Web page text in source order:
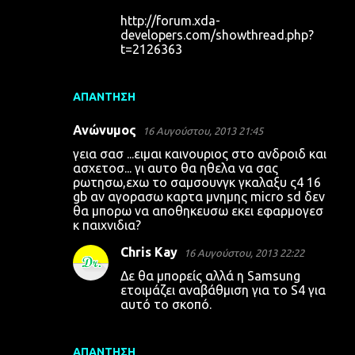
ΑΠΆΝΤΗΣΗ
http://forum.xda-
developers.com/showthread.php?
t=2126363
Ανώνυμος 16 Αυγούστου, 2013 21:45
γεια σασ ...ειμαι καινουριος στο ανδροιδ και
ασχετοσ... γι αυτο θα ηθελα να σας
ρωτησω,εχω το σαμσουνγκ γκαλαξυ ς4 16
gb αν αγορασω καρτα μνημης micro sd δεν
θα μπορω να αποθηκευσω εκει εφαρμογεσ
κ παιχνιδια?
ΑΠΆΝΤΗΣΗ
Chris Kay 16 Αυγούστου, 2013 22:22
Δε θα μπορείς αλλά η Samsung
ετοιμάζει αναβάθμιση για το S4 για
αυτό το σκοπό.